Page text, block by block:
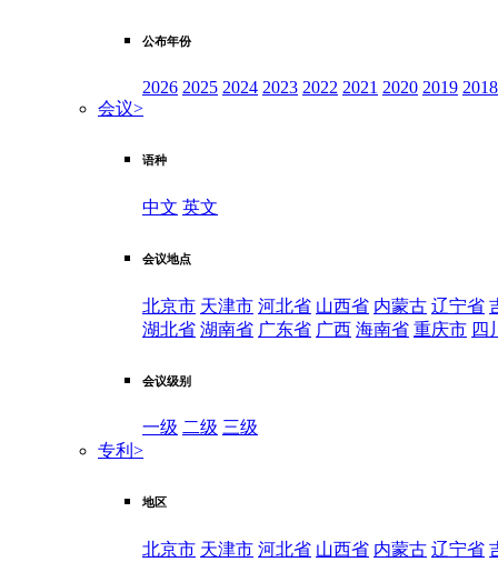
公布年份
2026 2025 2024 2023 2022 2021 2020 2019 2018
会议>
语种
中文 英文
会议地点
北京市 天津市 河北省 山西省 内蒙古 辽宁省
湖北省 湖南省 广东省 广西 海南省 重庆市 四
会议级别
一级 二级 三级
专利 >
地区
北京市 天津市 河北省 山西省 内蒙古 辽宁省